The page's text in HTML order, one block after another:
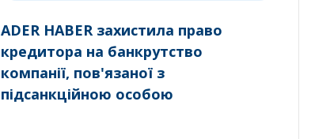
ADER HABER захистила право
кредитора на банкрутство
компанії, пов'язаної з
підсанкційною особою